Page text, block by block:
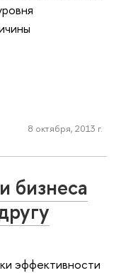
8 октября, 2013 г.
бизнеса
эффективности